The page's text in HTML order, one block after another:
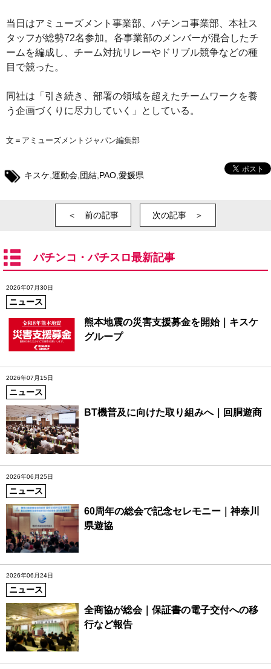
当日はアミューズメント事業部、パチンコ事業部、本社ス
タッフが総勢72名参加。各事業部のメンバーが混合したチ
ームを編成し、チーム対抗リレーやドリブル競争などの種
目で競った。
同社は「引き続き、部署の領域を超えたチームワークを養
う企画づくりに尽力していく」としている。
文＝アミューズメントジャパン編集部
キスケ 運動会 団結 PAO 愛媛県
＜ 前の記事 次の記事 ＞
パチンコ・パチスロ最新記事
2026年07月30日
ニュース
熊本地震の災害支援募金を開始｜キスケ
グループ
2026年07月15日
ニュース
BT機普及に向けた取り組みへ｜回胴遊商
2026年06月25日
ニュース
60周年の総会で記念セレモニー｜神奈川
県遊協
2026年06月24日
ニュース
全商協が総会｜保証書の電子交付への移
行など報告